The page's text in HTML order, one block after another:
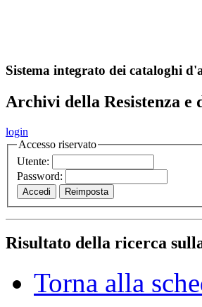
Sistema integrato dei cataloghi
Archivi della Resistenza e
login
Accesso riservato
Utente:
Password:
Risultato della ricerca
Torna alla